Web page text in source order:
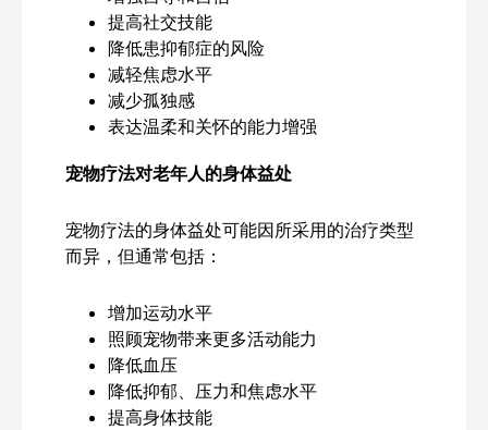
提高社交技能
降低患抑郁症的风险
减轻焦虑水平
减少孤独感
表达温柔和关怀的能力增强
宠物疗法对老年人的身体益处
宠物疗法的身体益处可能因所采用的治疗类型
而异，但通常包括：
增加运动水平
照顾宠物带来更多活动能力
降低血压
降低抑郁、压力和焦虑水平
提高身体技能